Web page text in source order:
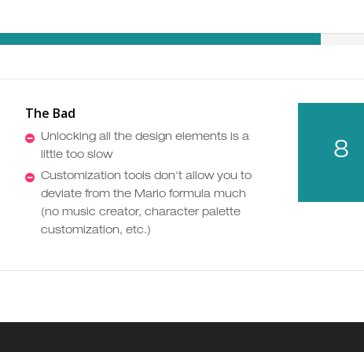
8
The Bad
Unlocking all the design elements is a
little too slow
Customization tools don't allow you to
deviate from the Mario formula much
(no music creator, character palette
customization, etc.)